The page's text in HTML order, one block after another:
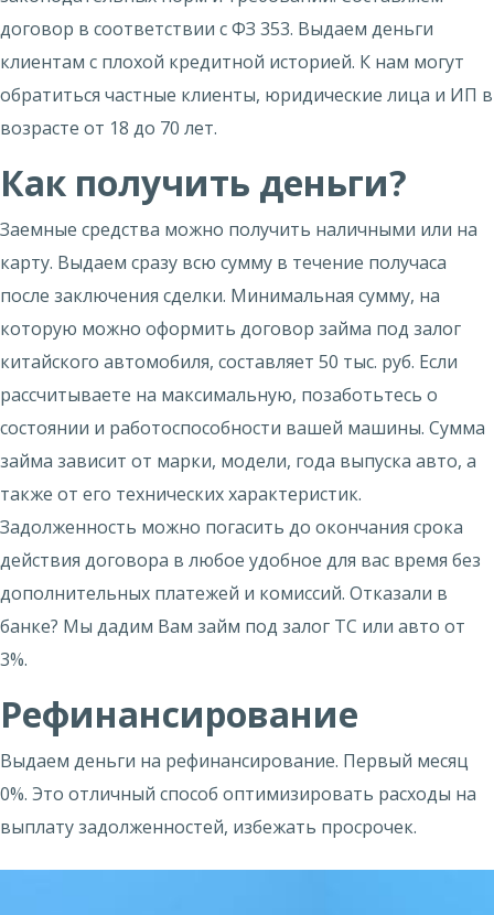
договор в соответствии с ФЗ 353. Выдаем деньги
клиентам с плохой кредитной историей. К нам могут
обратиться частные клиенты, юридические лица и ИП в
возрасте от 18 до 70 лет.
Как получить деньги?
Заемные средства можно получить наличными или на
карту. Выдаем сразу всю сумму в течение получаса
после заключения сделки. Минимальная сумму, на
которую можно оформить договор займа под залог
китайского автомобиля, составляет 50 тыс. руб. Если
рассчитываете на максимальную, позаботьтесь о
состоянии и работоспособности вашей машины. Сумма
займа зависит от марки, модели, года выпуска авто, а
также от его технических характеристик.
Задолженность можно погасить до окончания срока
действия договора в любое удобное для вас время без
дополнительных платежей и комиссий. Отказали в
банке? Мы дадим Вам займ под залог ТС или авто от
3%.
Рефинансирование
Выдаем деньги на рефинансирование. Первый месяц
0%. Это отличный способ оптимизировать расходы на
выплату задолженностей, избежать просрочек.